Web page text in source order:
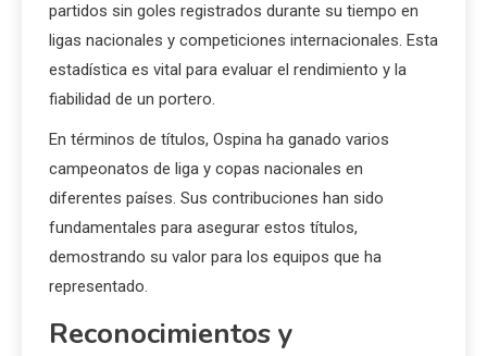
partidos sin goles registrados durante su tiempo en
ligas nacionales y competiciones internacionales. Esta
estadística es vital para evaluar el rendimiento y la
fiabilidad de un portero.
En términos de títulos, Ospina ha ganado varios
campeonatos de liga y copas nacionales en
diferentes países. Sus contribuciones han sido
fundamentales para asegurar estos títulos,
demostrando su valor para los equipos que ha
representado.
Reconocimientos y